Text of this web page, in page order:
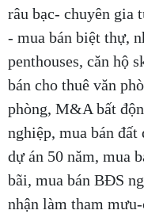
râu bạc- chuyên gia
- mua bán biệt thự,
penthouses, căn hộ
bán cho thuê văn
phòng, M&A bất
nghiệp, mua bán
dự án 50 năm, mua
bãi, mua bán BĐS
nhận làm tham